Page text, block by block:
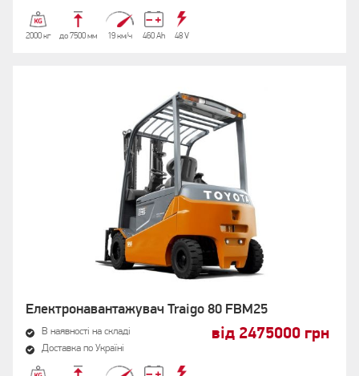
2000 кг до 7500 мм 19 км/ч 460 Аh 48 V
Електронавантажувач Traigo 80 FBM25
В наявності на складі
Доставка по Україні
від 2475000 грн